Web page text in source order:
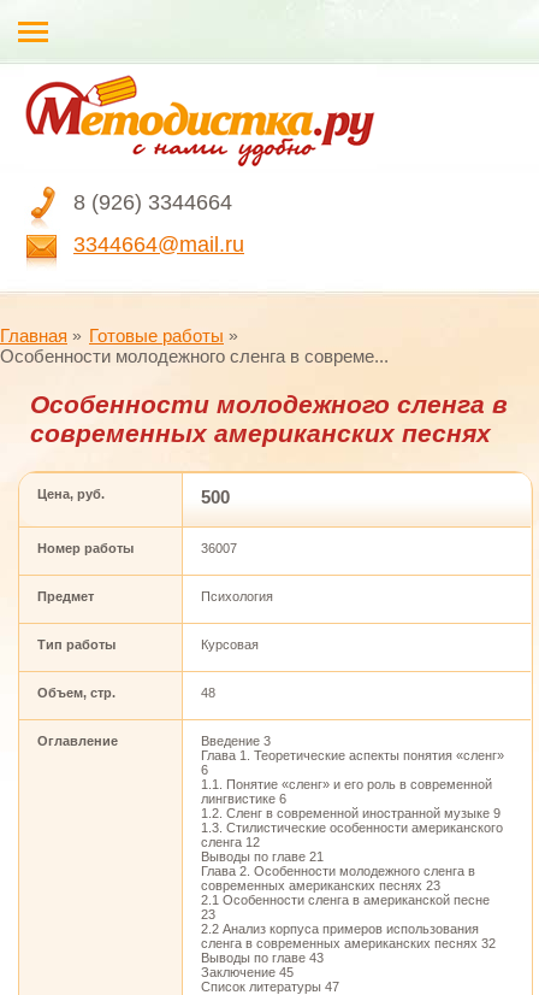
8 (926) 3344664
3344664@mail.ru
Главная
Готовые работы
Особенности молодежного сленга в совреме...
Особенности молодежного сленга в
современных американских песнях
Цена, руб. 500
Номер работы 36007
Предмет Психология
Тип работы Курсовая
Объем, стр. 48
Оглавление
Введение 3
Глава 1. Теоретические аспекты понятия «сленг»
6
1.1. Понятие «сленг» и его роль в современной
лингвистике 6
1.2. Сленг в современной иностранной музыке 9
1.3. Стилистические особенности американского
сленга 12
Выводы по главе 21
Глава 2. Особенности молодежного сленга в
современных американских песнях 23
2.1 Особенности сленга в американской песне
23
2.2 Анализ корпуса примеров использования
сленга в современных американских песнях 32
Выводы по главе 43
Заключение 45
Список литературы 47